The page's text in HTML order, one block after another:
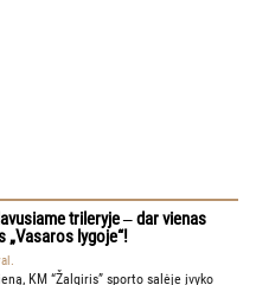
trileryje ‒ dar vienas
„Vasaros lygoje“!
KM “Žalgiris” sporto salėje įvyko